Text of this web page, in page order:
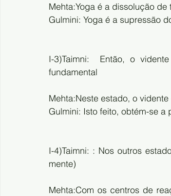
Mehta:Yoga é a dissolução
Gulmini: Yoga é a supressão
I-3)Taimni:  Então, o
fundamental
Mehta:Neste estado, o
Gulmini: Isto feito, obtém-se
I-4)Taimni: : Nos outros
mente)
Mehta:Com os centros de